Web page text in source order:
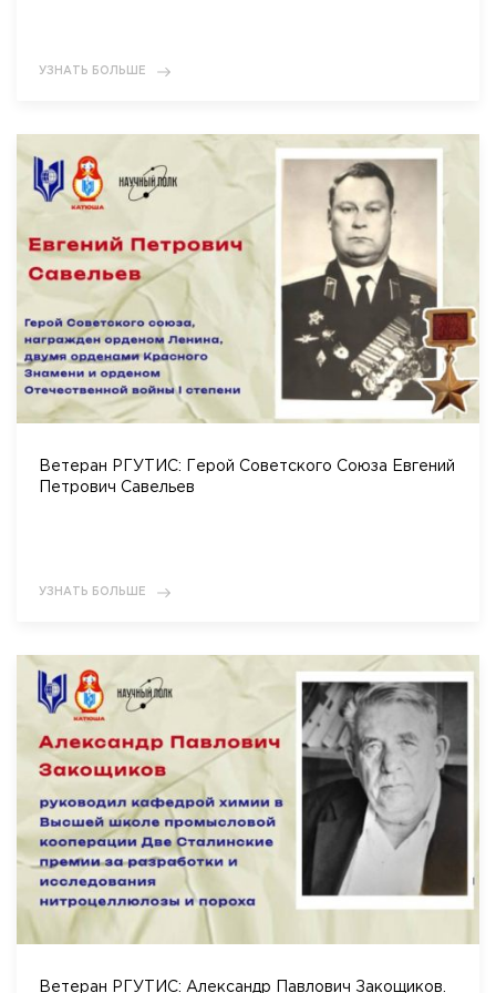
сб: с 10:00 до 15:30;
УЗНАТЬ БОЛЬШЕ
Ветеран РГУТИС: Герой Советского Союза Евгений
Петрович Савельев
УЗНАТЬ БОЛЬШЕ
Ветеран РГУТИС: Александр Павлович Закощиков.